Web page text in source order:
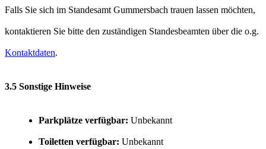
Falls Sie sich im Standesamt Gummersbach trauen lassen möchten,
kontaktieren Sie bitte den zuständigen Standesbeamten über die o.g.
Kontaktdaten.
3.5 Sonstige Hinweise
Parkplätze verfügbar: Unbekannt
Toiletten verfügbar: Unbekannt